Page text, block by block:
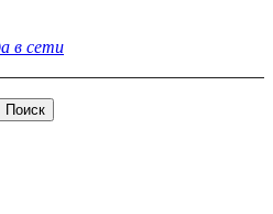
в сети